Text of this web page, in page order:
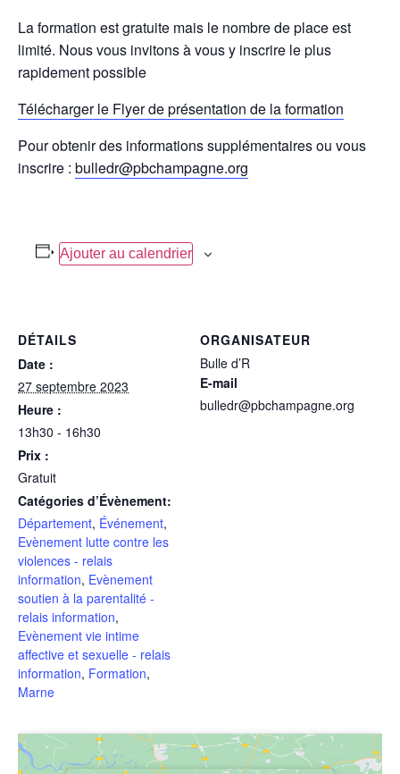
La formation est gratuite mais le nombre de place est
limité. Nous vous invitons à vous y inscrire le plus
rapidement possible
Télécharger le Flyer de présentation de la formation
Pour obtenir des informations supplémentaires ou vous
inscrire : bulledr@pbchampagne.org
Ajouter au calendrier
DÉTAILS
Date :
27 septembre 2023
Heure :
13h30 - 16h30
Prix :
Gratuit
Catégories d’Évènement:
Département, Événement,
Evènement lutte contre les
violences - relais
information, Evènement
soutien à la parentalité -
relais information,
Evènement vie intime
affective et sexuelle - relais
information, Formation,
Marne
ORGANISATEUR
Bulle d’R
E-mail
bulledr@pbchampagne.org